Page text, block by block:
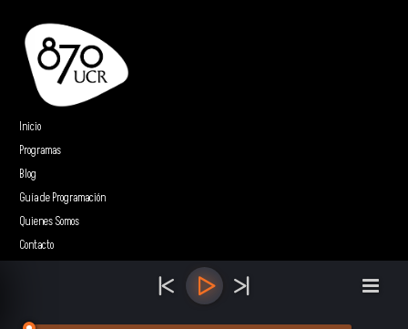
Inicio
Programas
Blog
Guía de Programación
Quienes Somos
Contacto
Sitio web realizado por5e Creative Labs.